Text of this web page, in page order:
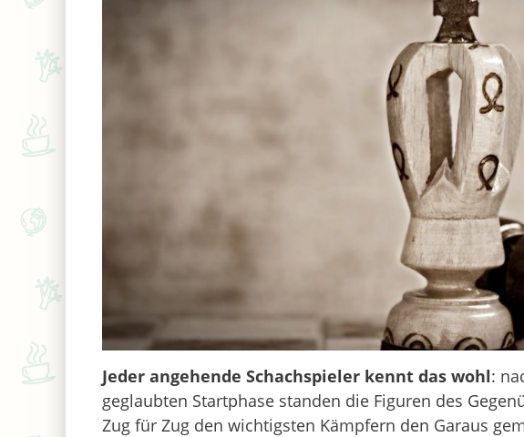
Jeder angehende Schachspieler kennt das wohl:
geglaubten Startphase standen die Figuren des
Zug für Zug den wichtigsten Kämpfern den Garaus